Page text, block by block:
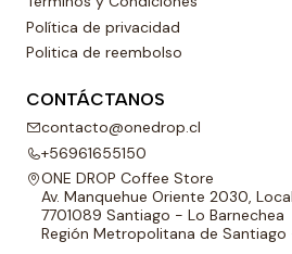
Política de privacidad
Politica de reembolso
CONTÁCTANOS
contacto@onedrop.cl
+56961655150
ONE DROP Coffee Store
Av. Manquehue Oriente 2030,
7701089 Santiago - Lo Barnechea
Región Metropolitana de Santiago